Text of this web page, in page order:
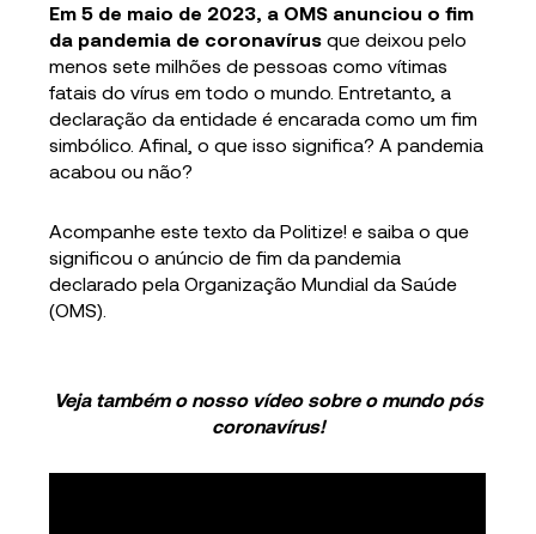
Em 5 de maio de 2023, a OMS anunciou o fim
da pandemia de coronavírusque deixou pelo
menos sete milhões de pessoas como vítimas
fatais do vírus em todo o mundo. Entretanto, a
declaração da entidade é encarada como um fim
simbólico. Afinal, o que isso significa? A pandemia
acabou ou não?
Acompanhe este texto da Politize! e saiba o que
significou o anúncio de fim da pandemia
declarado pela Organização Mundial da Saúde
(OMS).
Veja também o nosso vídeo sobre o mundo pós
coronavírus!